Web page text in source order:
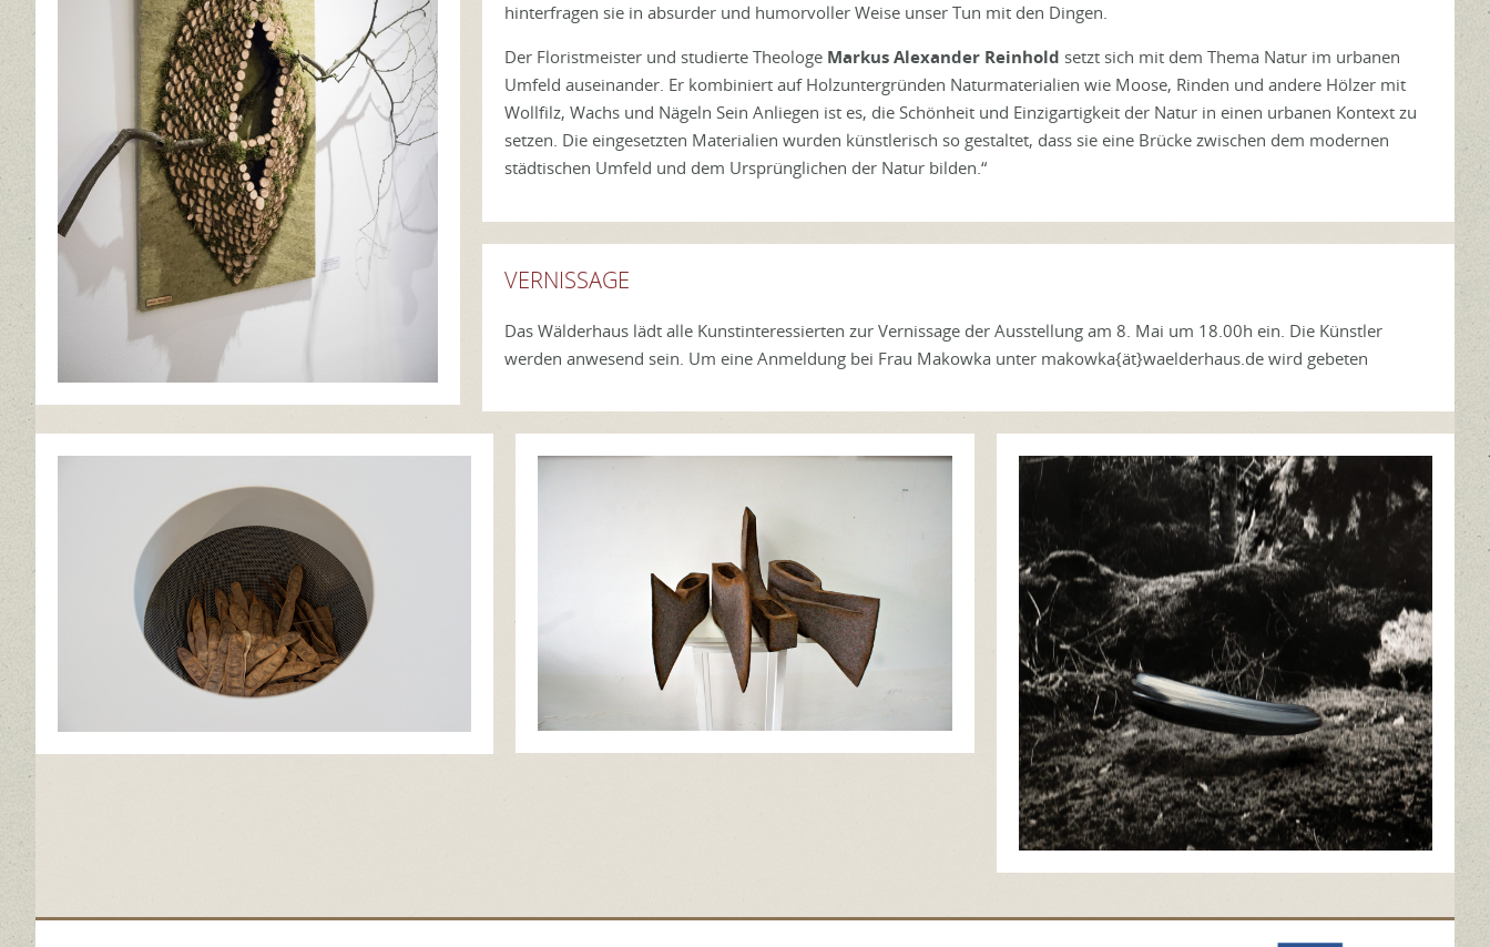
hinterfragen sie in absurder und humorvoller Weise unser Tun mit den Dingen.
Der Floristmeister und studierte Theologe Markus Alexander Reinhold setzt sich mit dem Thema Natur im urbanen
Umfeld auseinander. Er kombiniert auf Holzuntergründen Naturmaterialien wie Moose, Rinden und andere Hölzer mit
Wollfilz, Wachs und Nägeln Sein Anliegen ist es, die Schönheit und Einzigartigkeit der Natur in einen urbanen Kontext zu
setzen. Die eingesetzten Materialien wurden künstlerisch so gestaltet, dass sie eine Brücke zwischen dem modernen
städtischen Umfeld und dem Ursprünglichen der Natur bilden.“
VERNISSAGE
Das Wälderhaus lädt alle Kunstinteressierten zur Vernissage der Ausstellung am 8. Mai um 18.00h ein. Die Künstler
werden anwesend sein. Um eine Anmeldung bei Frau Makowka unter makowka{ät}waelderhaus.de wird gebeten